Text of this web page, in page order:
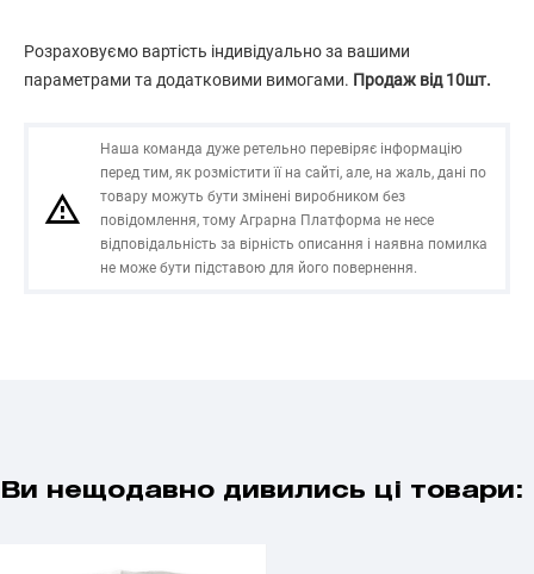
Розраховуємо вартість індивідуально за вашими
параметрами та додатковими вимогами. Продаж від 10шт.
Наша команда дуже ретельно перевіряє інформацію
перед тим, як розмістити її на сайті, але, на жаль, дані по
товару можуть бути змінені виробником без
повідомлення, тому Аграрна Платформа не несе
відповідальність за вірність описання і наявна помилка
не може бути підставою для його повернення.
Ви нещодавно дивились ці товари: